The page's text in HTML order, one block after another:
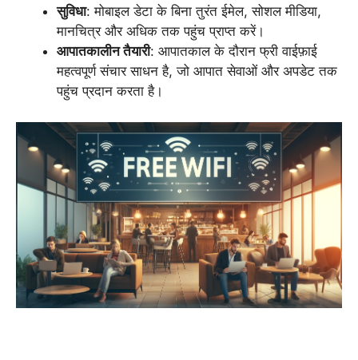
सुविधा: मोबाइल डेटा के बिना तुरंत ईमेल, सोशल मीडिया,
मानचित्र और अधिक तक पहुंच प्राप्त करें।
आपातकालीन तैयारी: आपातकाल के दौरान फ्री वाईफ़ाई
महत्वपूर्ण संचार साधन है, जो आपात सेवाओं और अपडेट तक
पहुंच प्रदान करता है।